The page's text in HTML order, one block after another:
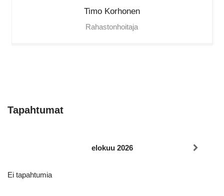
Timo Korhonen
Rahastonhoitaja
Tapahtumat
elokuu 2026
Ei tapahtumia